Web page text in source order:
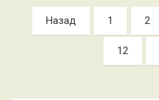
Пагинация
записей
Назад 1 2
12